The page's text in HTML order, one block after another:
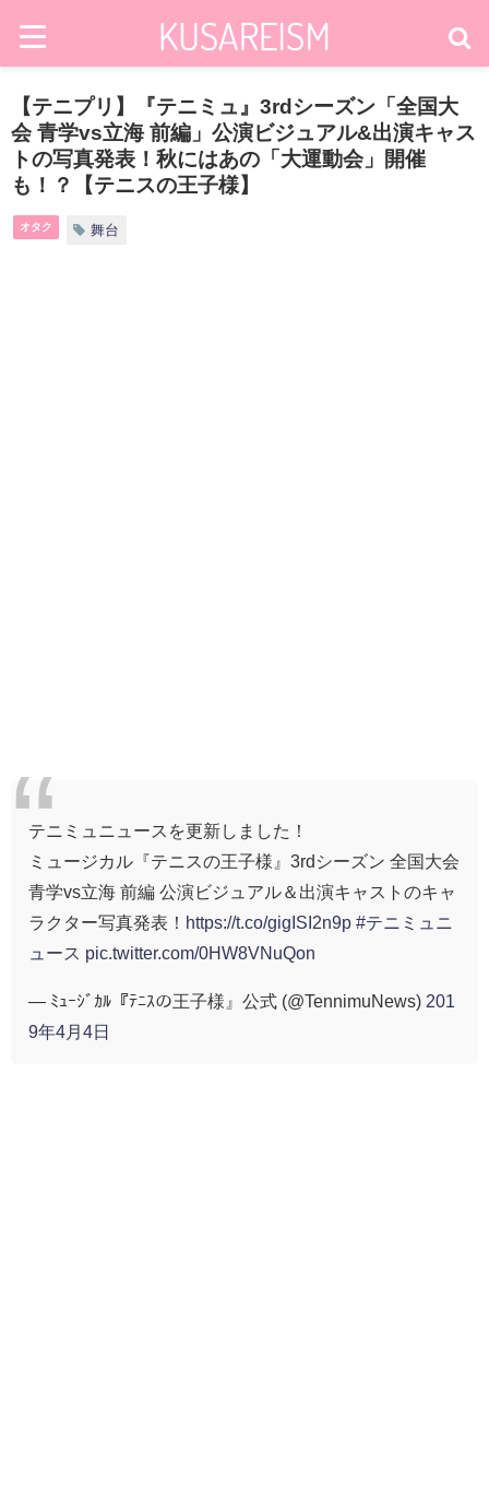
【テニプリ】『テニミュ』3rdシーズン「全国大
会 青学vs立海 前編」公演ビジュアル&出演キャス
トの写真発表！秋にはあの「大運動会」開催
も！？【テニスの王子様】
オタク 舞台
テニミュニュースを更新しました！
ミュージカル『テニスの王子様』3rdシーズン 全国大会
青学vs立海 前編 公演ビジュアル＆出演キャストのキャ
ラクター写真発表！ https://t.co/gigISI2n9p #テニミュニ
ュース pic.twitter.com/0HW8VNuQon
— ﾐｭｰｼﾞｶﾙ『ﾃﾆｽの王子様』公式 (@TennimuNews) 201
9年4月4日